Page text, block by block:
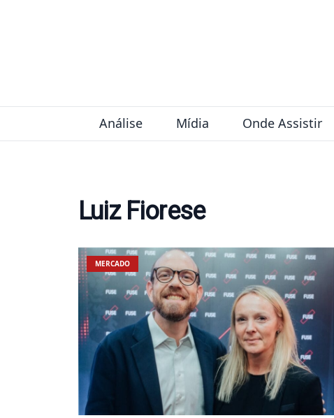
Análise Mídia Onde Assistir
Luiz Fiorese
MERCADO